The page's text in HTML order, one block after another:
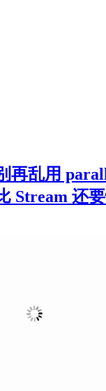
再乱用
Stream 还要